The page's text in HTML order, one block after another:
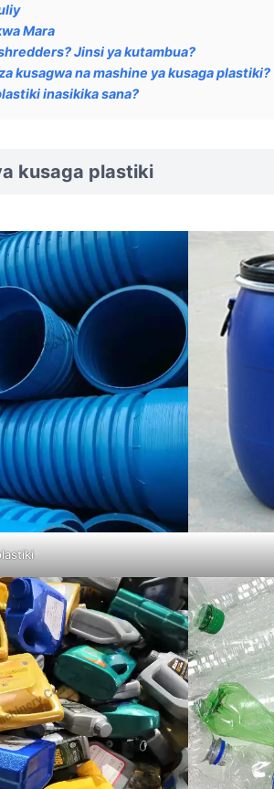
Mara
Jinsi ya kutambua?
kusagwa na mashine ya kusaga plastiki?
inasikika sana?
kusaga plastiki